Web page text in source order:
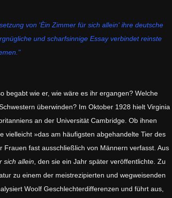
von 'Èin Zimmer für sich allein' ihre deutsche
und scharfsinnige Essay verbindet reinste
begabt wie er, wie wäre es ihr ergangen? Welche
überwinden? Im Oktober 1928 hielt Virginia
an der Universität Cambridge. Ob ihnen
vielleicht »das am häufigsten abgehandelte Tier des
fast ausschließlich von Männern verfasst. Aus
sich allein , den sie ein Jahr später veröffentlichte. Zu
zu einem der meistrezipierten und wegweisenden
Woolf Geschlechterdifferenzen und führt aus,